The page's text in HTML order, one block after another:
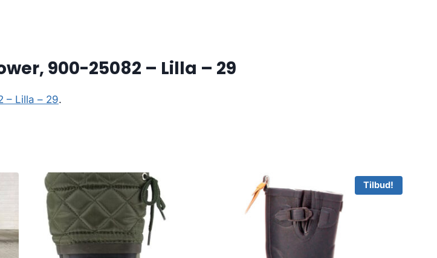
900-25082 – Lilla – 29
– Lilla – 29.
Tilbud!